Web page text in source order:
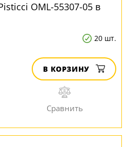
OML-55307-05 в
20 шт.
В КОРЗИНУ